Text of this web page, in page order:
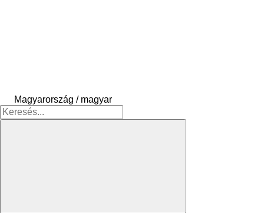
Magyarország / magyar